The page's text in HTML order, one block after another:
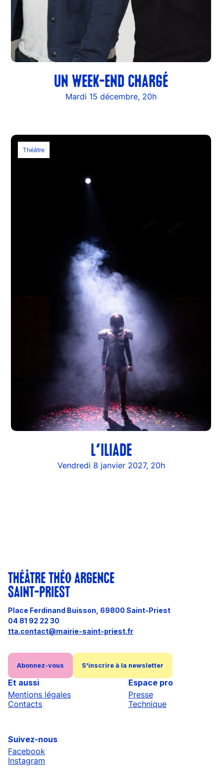
UN WEEK-END CHARGÉ
Mardi 15 décembre, 20h
Théâtre
L’ILIADE
Vendredi 8 janvier 2027, 20h
THÉÂTRE THÉO ARGENCE
SAINT-PRIEST
Place Ferdinand Buisson, 69800 Saint-Priest
04 81 92 22 30
tta.contact@mairie-saint-priest.fr
Abonnez-vous S'inscrire à la newsletter
Et aussi
Mentions légales
Contacts
Espace pro
Presse
Technique
Suivez-nous
Facebook
Instagram